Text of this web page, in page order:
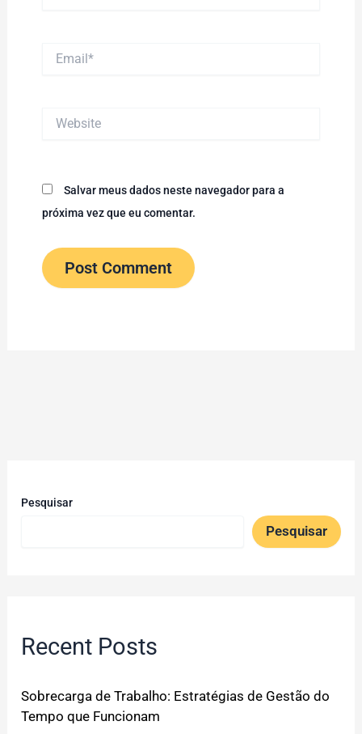
Salvar meus dados neste navegador para a
próxima vez que eu comentar.
Pesquisar
Pesquisar
Recent Posts
Sobrecarga de Trabalho: Estratégias de Gestão do
Tempo que Funcionam